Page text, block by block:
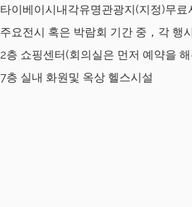
타이베이시내각유명관광지(지정)무
주요전시 혹은 박람회 기간 중，각 행
2층 쇼핑센터(회의실은 먼저 예약을
7층 실내 화원및 옥상 헬스시설